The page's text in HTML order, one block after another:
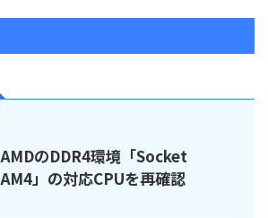
AMDのDDR4環境「Socket
AM4」の対応CPUを再確認